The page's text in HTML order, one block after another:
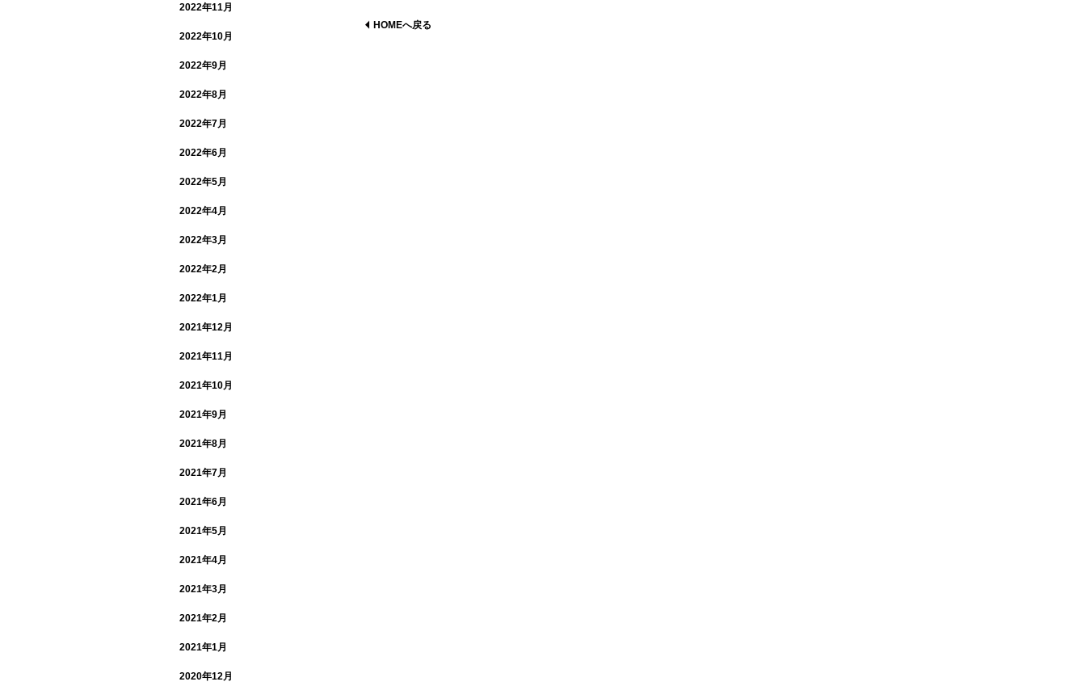
HOMEへ戻る
2022年11月
2022年10月
2022年9月
2022年8月
2022年7月
2022年6月
2022年5月
2022年4月
2022年3月
2022年2月
2022年1月
2021年12月
2021年11月
2021年10月
2021年9月
2021年8月
2021年7月
2021年6月
2021年5月
2021年4月
2021年3月
2021年2月
2021年1月
2020年12月